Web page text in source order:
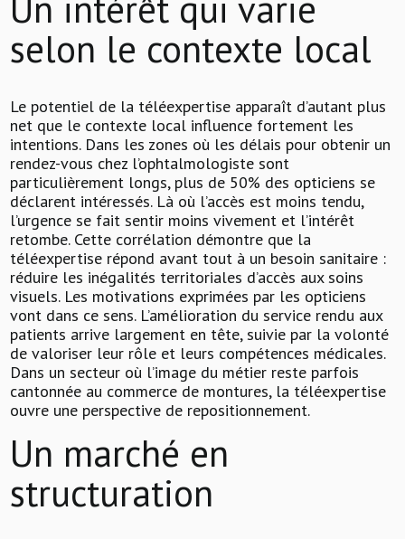
selon le contexte local
Le potentiel de la téléexpertise apparaît d’autant plus
net que le contexte local influence fortement les
intentions. Dans les zones où les délais pour obtenir un
rendez-vous chez l’ophtalmologiste sont
particulièrement longs, plus de 50% des opticiens se
déclarent intéressés. Là où l’accès est moins tendu,
l’urgence se fait sentir moins vivement et l’intérêt
retombe. Cette corrélation démontre que la
téléexpertise répond avant tout à un besoin sanitaire :
réduire les inégalités territoriales d’accès aux soins
visuels. Les motivations exprimées par les opticiens
vont dans ce sens. L’amélioration du service rendu aux
patients arrive largement en tête, suivie par la volonté
de valoriser leur rôle et leurs compétences médicales.
Dans un secteur où l’image du métier reste parfois
cantonnée au commerce de montures, la téléexpertise
ouvre une perspective de repositionnement.
Un marché en
structuration